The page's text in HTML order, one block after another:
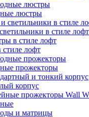
люстры
в стиле лофт
в стиле лофт
стиле лофт
прожекторы
и тонкий корпус
корпус
прожекторы Wall